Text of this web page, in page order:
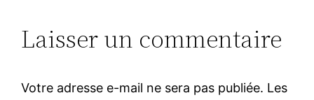
Laisser un commentaire
Votre adresse e-mail ne sera pas publiée. Les